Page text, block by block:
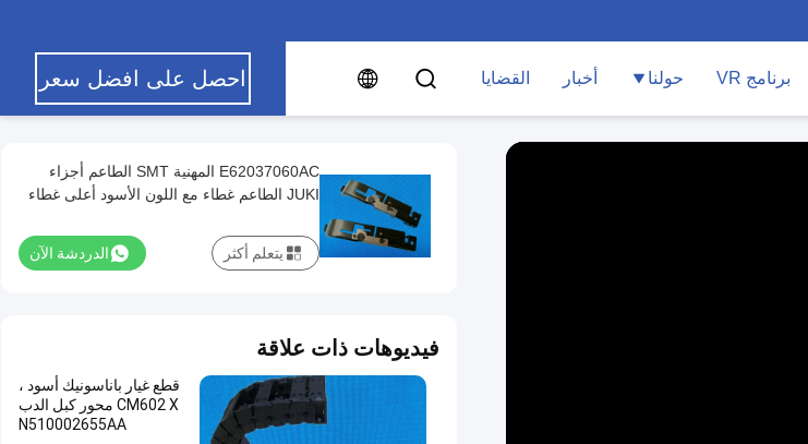
برنامج VR حولنا أخبار القضايا احصل على افضل سعر
E62037060AC المهنية SMT الطاعم أجزاء
JUKI الطاعم غطاء مع اللون الأسود أعلى غطاء
الدردشة الآن يتعلم أكثر
فيديوهات ذات علاقة
قطع غيار باناسونيك أسود ،
CM602 X محور كبل الدب
N510002655AA